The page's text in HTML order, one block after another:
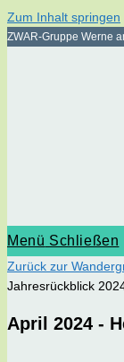
Zum Inhalt springen
ZWAR-Gruppe Werne
Menü Schließen
Zurück zur
Jahresrückblick
April 2024 -